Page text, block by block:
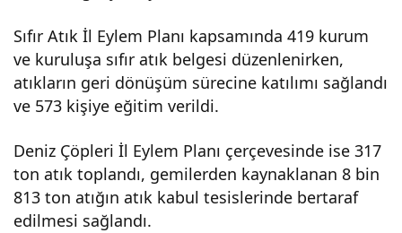
Sıfır Atık İl Eylem Planı kapsamında 419 kurum
ve kuruluşa sıfır atık belgesi düzenlenirken,
atıkların geri dönüşüm sürecine katılımı sağlandı
ve 573 kişiye eğitim verildi.
Deniz Çöpleri İl Eylem Planı çerçevesinde ise 317
ton atık toplandı, gemilerden kaynaklanan 8 bin
813 ton atığın atık kabul tesislerinde bertaraf
edilmesi sağlandı.
kan
tesi
sler
e